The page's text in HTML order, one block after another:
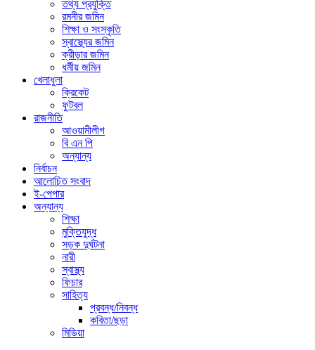
তথ্য প্রযুক্তি
রমনীর জমিন
শিক্ষা ও সংস্কৃতি
স্বাস্থ্যের জমিন
ক্রীড়ার জমিন
ধর্মীয় জমিন
খেলাধুলা
ক্রিকেট
ফুটবল
রাজনীতি
আওয়ামীলীগ
বি এন পি
অন্যান্য
নির্বাচন
আলোচিত সংবাদ
ই-পেপার
অন্যান্য
শিক্ষা
মুক্তিযুদ্ধ
সড়ক দুর্ঘটনা
নারী
স্বাস্থ্য
ফিচার
সাহিত্য
প্রবন্ধ/নিবন্ধ
কবিতা/ছড়া
মিডিয়া